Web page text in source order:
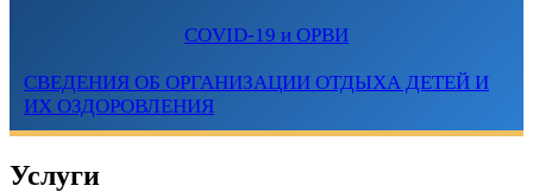
COVID-19 и ОРВИ
СВЕДЕНИЯ ОБ ОРГАНИЗАЦИИ ОТДЫХА ДЕТЕЙ И
ИХ ОЗДОРОВЛЕНИЯ
Услуги